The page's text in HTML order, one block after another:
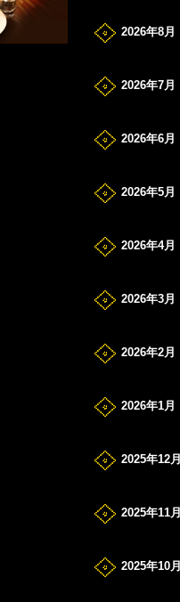
2026年8月
2026年7月
2026年6月
2026年5月
2026年4月
2026年3月
2026年2月
2026年1月
2025年12月
2025年11月
2025年10月